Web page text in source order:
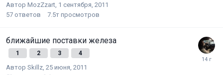
Автор MozZzart 1 сентября, 2011
57 ответов 7.5т просмотров
ближайшие поставки железа
1 2 3 4
Автор Skillz 25 июня, 2011